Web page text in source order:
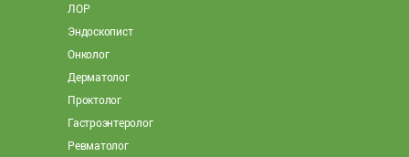
ЛОР
Эндоскопист
Онколог
Дерматолог
Проктолог
Гастроэнтеролог
Ревматолог